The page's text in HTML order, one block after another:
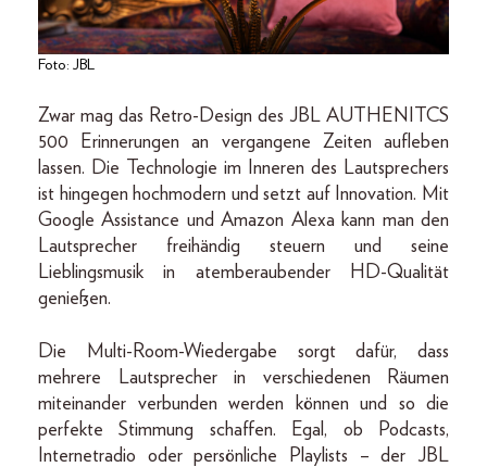
Foto: JBL
Zwar mag das Retro-Design des JBL AUTHENITCS
500 Erinnerungen an vergangene Zeiten aufleben
lassen. Die Technologie im Inneren des Lautsprechers
ist hingegen hochmodern und setzt auf Innovation. Mit
Google Assistance und Amazon Alexa kann man den
Lautsprecher freihändig steuern und seine
Lieblingsmusik in atemberaubender HD-Qualität
genießen.
Die Multi-Room-Wiedergabe sorgt dafür, dass
mehrere Lautsprecher in verschiedenen Räumen
miteinander verbunden werden können und so die
perfekte Stimmung schaffen. Egal, ob Podcasts,
Internetradio oder persönliche Playlists – der JBL